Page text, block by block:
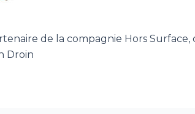
de la compagnie Hors
Droin